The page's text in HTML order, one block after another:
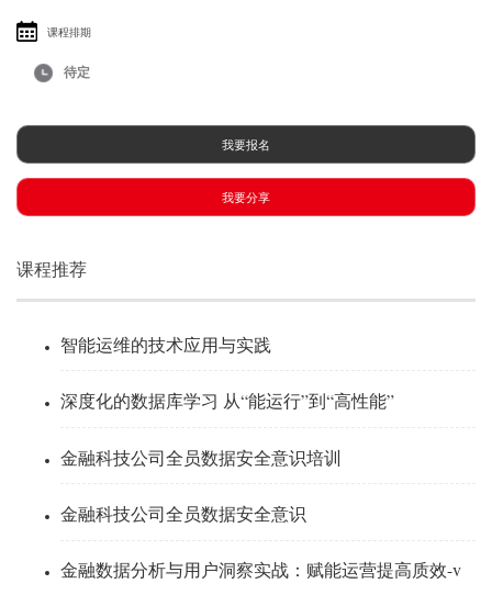
课程排期
待定
我要报名
我要分享
课程推荐
智能运维的技术应用与实践
深度化的数据库学习 从“能运行”到“高性能”
金融科技公司全员数据安全意识培训
金融科技公司全员数据安全意识
金融数据分析与用户洞察实战：赋能运营提高质效-v